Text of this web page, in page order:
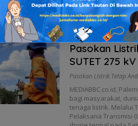
Layanan […]
PLN,News Juli 21,
Pasokan
SUTET 275
Pasokan Listrik Tetap
MEDIABBC.co.id,
bagi masyarakat,
tenaga listrik. Melalui
Pelaksana Transmisi